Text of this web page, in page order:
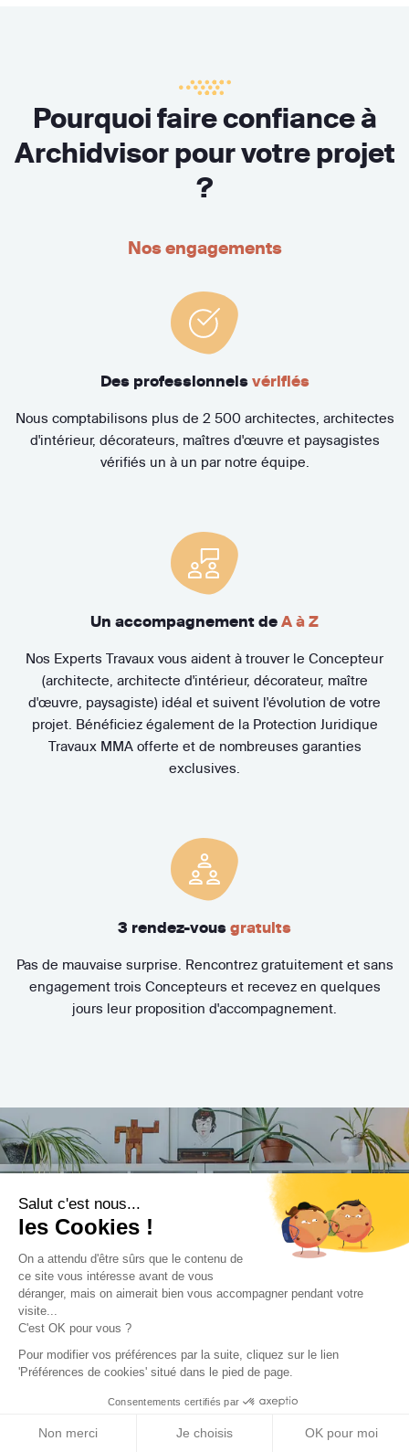
Salut c'est nous...
les Cookies !
On a attendu d'être sûrs que le contenu de
ce site vous intéresse avant de vous
déranger, mais on aimerait bien vous accompagner pendant votre
visite...
C'est OK pour vous ?
Pour modifier vos préférences par la suite, cliquez sur le lien
'Préférences de cookies' situé dans le pied de page.
Consentements certifiés par
Non merci Je choisis OK pour moi
Pourquoi faire confiance à
Archidvisor pour votre projet
?
Nos engagements
Des professionnels vérifiés
Nous comptabilisons plus de 2 500 architectes, architectes
d'intérieur, décorateurs, maîtres d'œuvre et paysagistes
vérifiés un à un par notre équipe.
Un accompagnement de A à Z
Nos Experts Travaux vous aident à trouver le Concepteur
(architecte, architecte d'intérieur, décorateur, maître
d'œuvre, paysagiste) idéal et suivent l'évolution de votre
projet. Bénéficiez également de la Protection Juridique
Travaux MMA offerte et de nombreuses garanties
exclusives.
3 rendez-vous gratuits
Pas de mauvaise surprise. Rencontrez gratuitement et sans
engagement trois Concepteurs et recevez en quelques
jours leur proposition d'accompagnement.
Trouvez le professionnel
le plus adapté à votre
projet !
Trouver mon Concepteur